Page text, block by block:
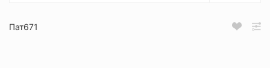
Пат671